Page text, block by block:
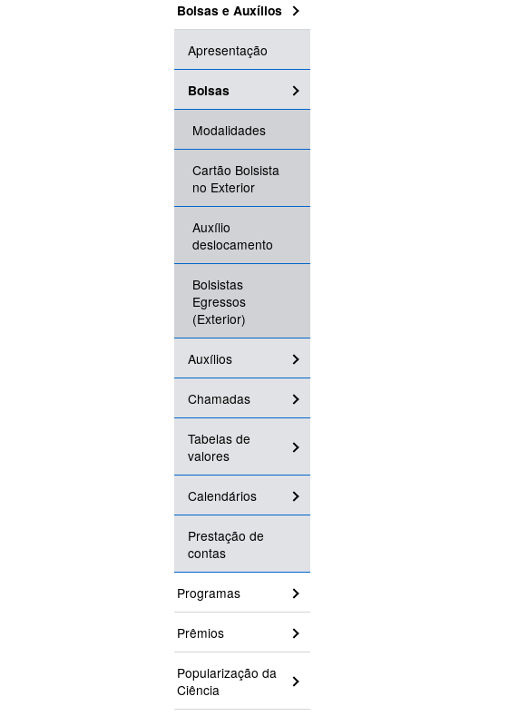
Bolsas e Auxílios
Apresentação
Bolsas
Modalidades
Cartão Bolsista
no Exterior
Auxílio
deslocamento
Bolsistas
Egressos
(Exterior)
Auxílios
Chamadas
Tabelas de
valores
Calendários
Prestação de
contas
Programas
Prêmios
Popularização da
Ciência